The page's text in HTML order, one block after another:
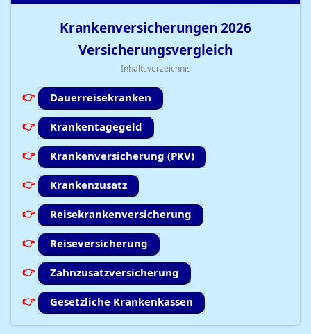
Krankenversicherungen 2026
Versicherungsvergleich
Inhaltsverzeichnis
Dauerreisekranken
Krankentagegeld
Krankenversicherung (PKV)
Krankenzusatz
Reisekrankenversicherung
Reiseversicherung
Zahnzusatzversicherung
Gesetzliche Krankenkassen